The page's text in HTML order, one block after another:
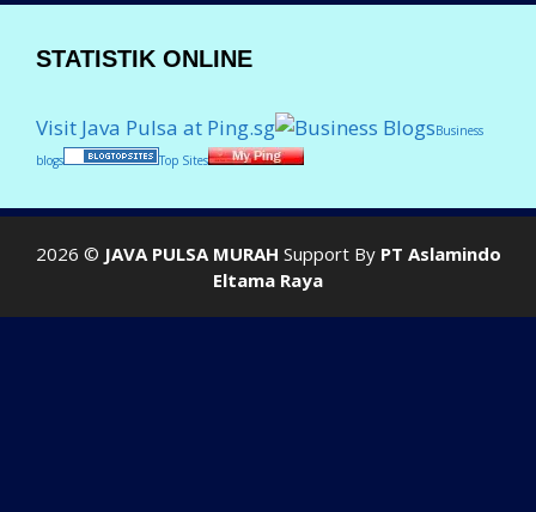
STATISTIK ONLINE
Visit Java Pulsa at Ping.sg
Business
blogs
Top Sites
2026 © JAVA PULSA MURAH Support By PT Aslamindo
Eltama Raya